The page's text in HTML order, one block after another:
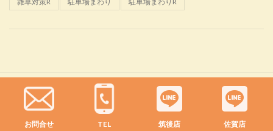
お問合せ TEL 筑後店 佐賀店
Glanta 2022 CREATED BY佐野恵樹園